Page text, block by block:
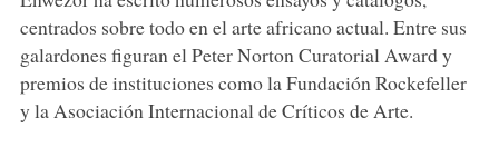
centrados sobre todo en el arte africano actual. Entre sus
galardones figuran el Peter Norton Curatorial Award y
premios de instituciones como la Fundación Rockefeller
y la Asociación Internacional de Críticos de Arte.